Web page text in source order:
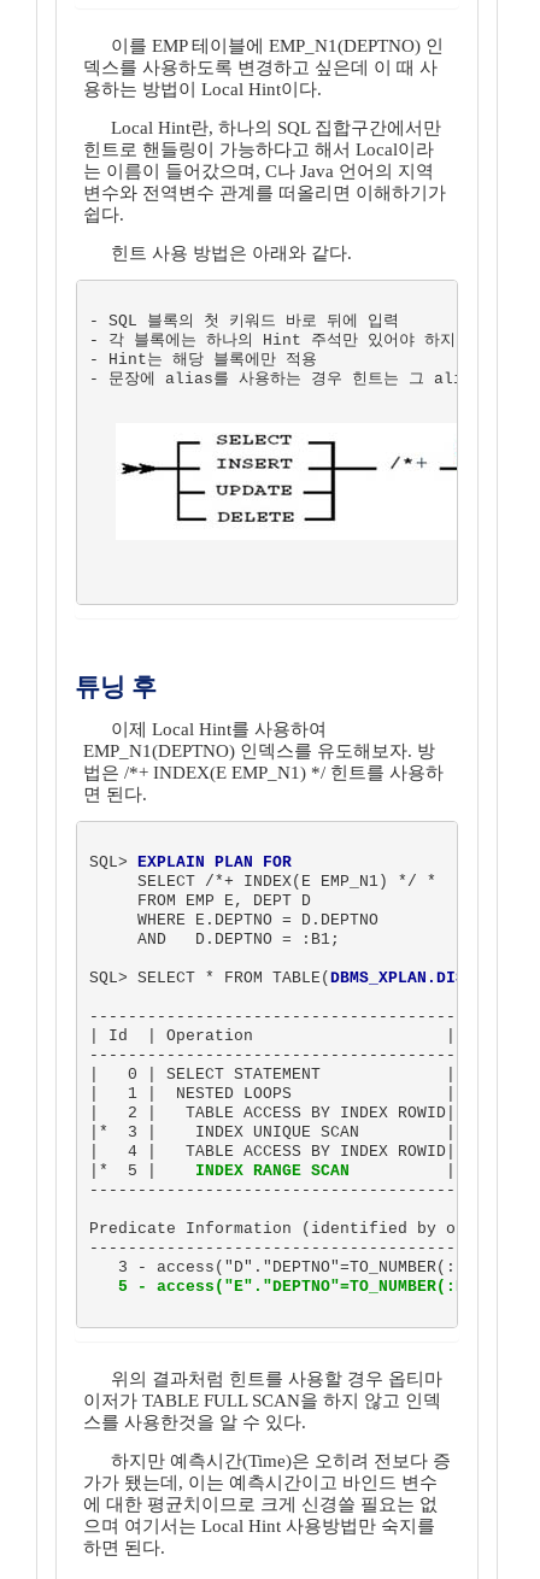
이를 EMP 테이블에 EMP_N1(DEPTNO) 인
덱스를 사용하도록 변경하고 싶은데 이 때 사
용하는 방법이 Local Hint이다.
Local Hint란, 하나의 SQL 집합구간에서만
힌트로 핸들링이 가능하다고 해서 Local이라
는 이름이 들어갔으며, C나 Java 언어의 지역
변수와 전역변수 관계를 떠올리면 이해하기가
쉽다.
힌트 사용 방법은 아래와 같다.
- SQL 블록의 첫 키워드 바로 뒤에 입력
- 각 블록에는 하나의 Hint 주석만 있어야 하지만, 하나
- Hint는 해당 블록에만 적용
- 문장에 alias를 사용하는 경우 힌트는 그 alias를 참
튜닝 후
이제 Local Hint를 사용하여
EMP_N1(DEPTNO) 인덱스를 유도해보자. 방
법은 /*+ INDEX(E EMP_N1) */ 힌트를 사용하
면 된다.
SQL> EXPLAIN PLAN FOR
     SELECT /*+ INDEX(E EMP_N1) */ *
     FROM EMP E, DEPT D
     WHERE E.DEPTNO = D.DEPTNO
     AND   D.DEPTNO = :B1;
SQL> SELECT * FROM TABLE(DBMS_XPLAN.DISPLAY
| Id  | Operation                    | Name    |
|   0 | SELECT STATEMENT             |
|   1 |  NESTED LOOPS                |
|   2 |   TABLE ACCESS BY INDEX
|*  3 |    INDEX UNIQUE SCAN         |
|   4 |   TABLE ACCESS BY INDEX ROWID|
|*  5 | INDEX RANGE SCAN
Predicate Information (identified by
   3 - access("D"."DEPTNO"=TO_NUMBER(:B1))
5 - access("E"."DEPTNO"=TO_NUMBER(:B1))
위의 결과처럼 힌트를 사용할 경우 옵티마
이저가 TABLE FULL SCAN을 하지 않고 인덱
스를 사용한것을 알 수 있다.
하지만 예측시간(Time)은 오히려 전보다 증
가가 됐는데, 이는 예측시간이고 바인드 변수
에 대한 평균치이므로 크게 신경쓸 필요는 없
으며 여기서는 Local Hint 사용방법만 숙지를
하면 된다.